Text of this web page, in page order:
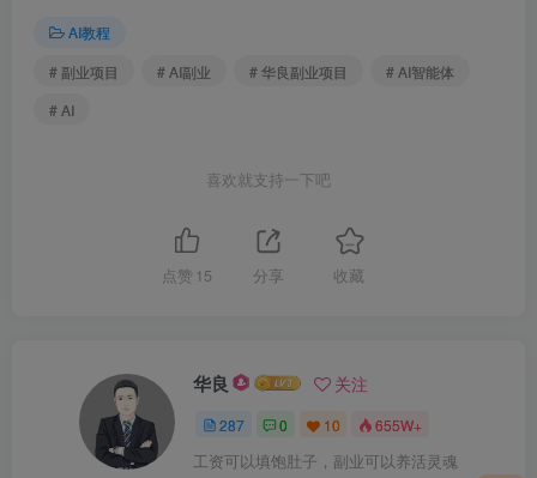
AI教程
# 副业项目
# AI副业 # 华良副业项目
# AI智能体
# AI
喜欢就支持一下吧
点赞 15 分享 收藏
华良 关注
287 0 10 655W+
工资可以填饱肚子，副业可以养活灵魂